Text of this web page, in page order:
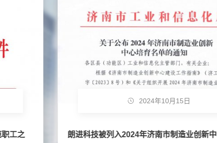
2024年10月15日
朗进科技被列入2024年济南市制造业创新中心培育企